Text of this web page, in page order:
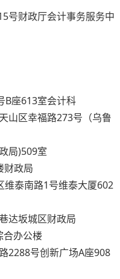
号财政厅会计事务服务中
B座613室会计科
山区幸福路273号（乌鲁
局)509室
财政局
维泰南路1号维泰大厦602
达坂城区财政局
办公楼
2288号创新广场A座908